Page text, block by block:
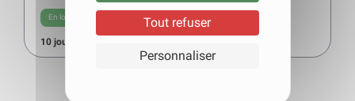
Tout refuser
Personnaliser
En lodge Tente confort
10 jours